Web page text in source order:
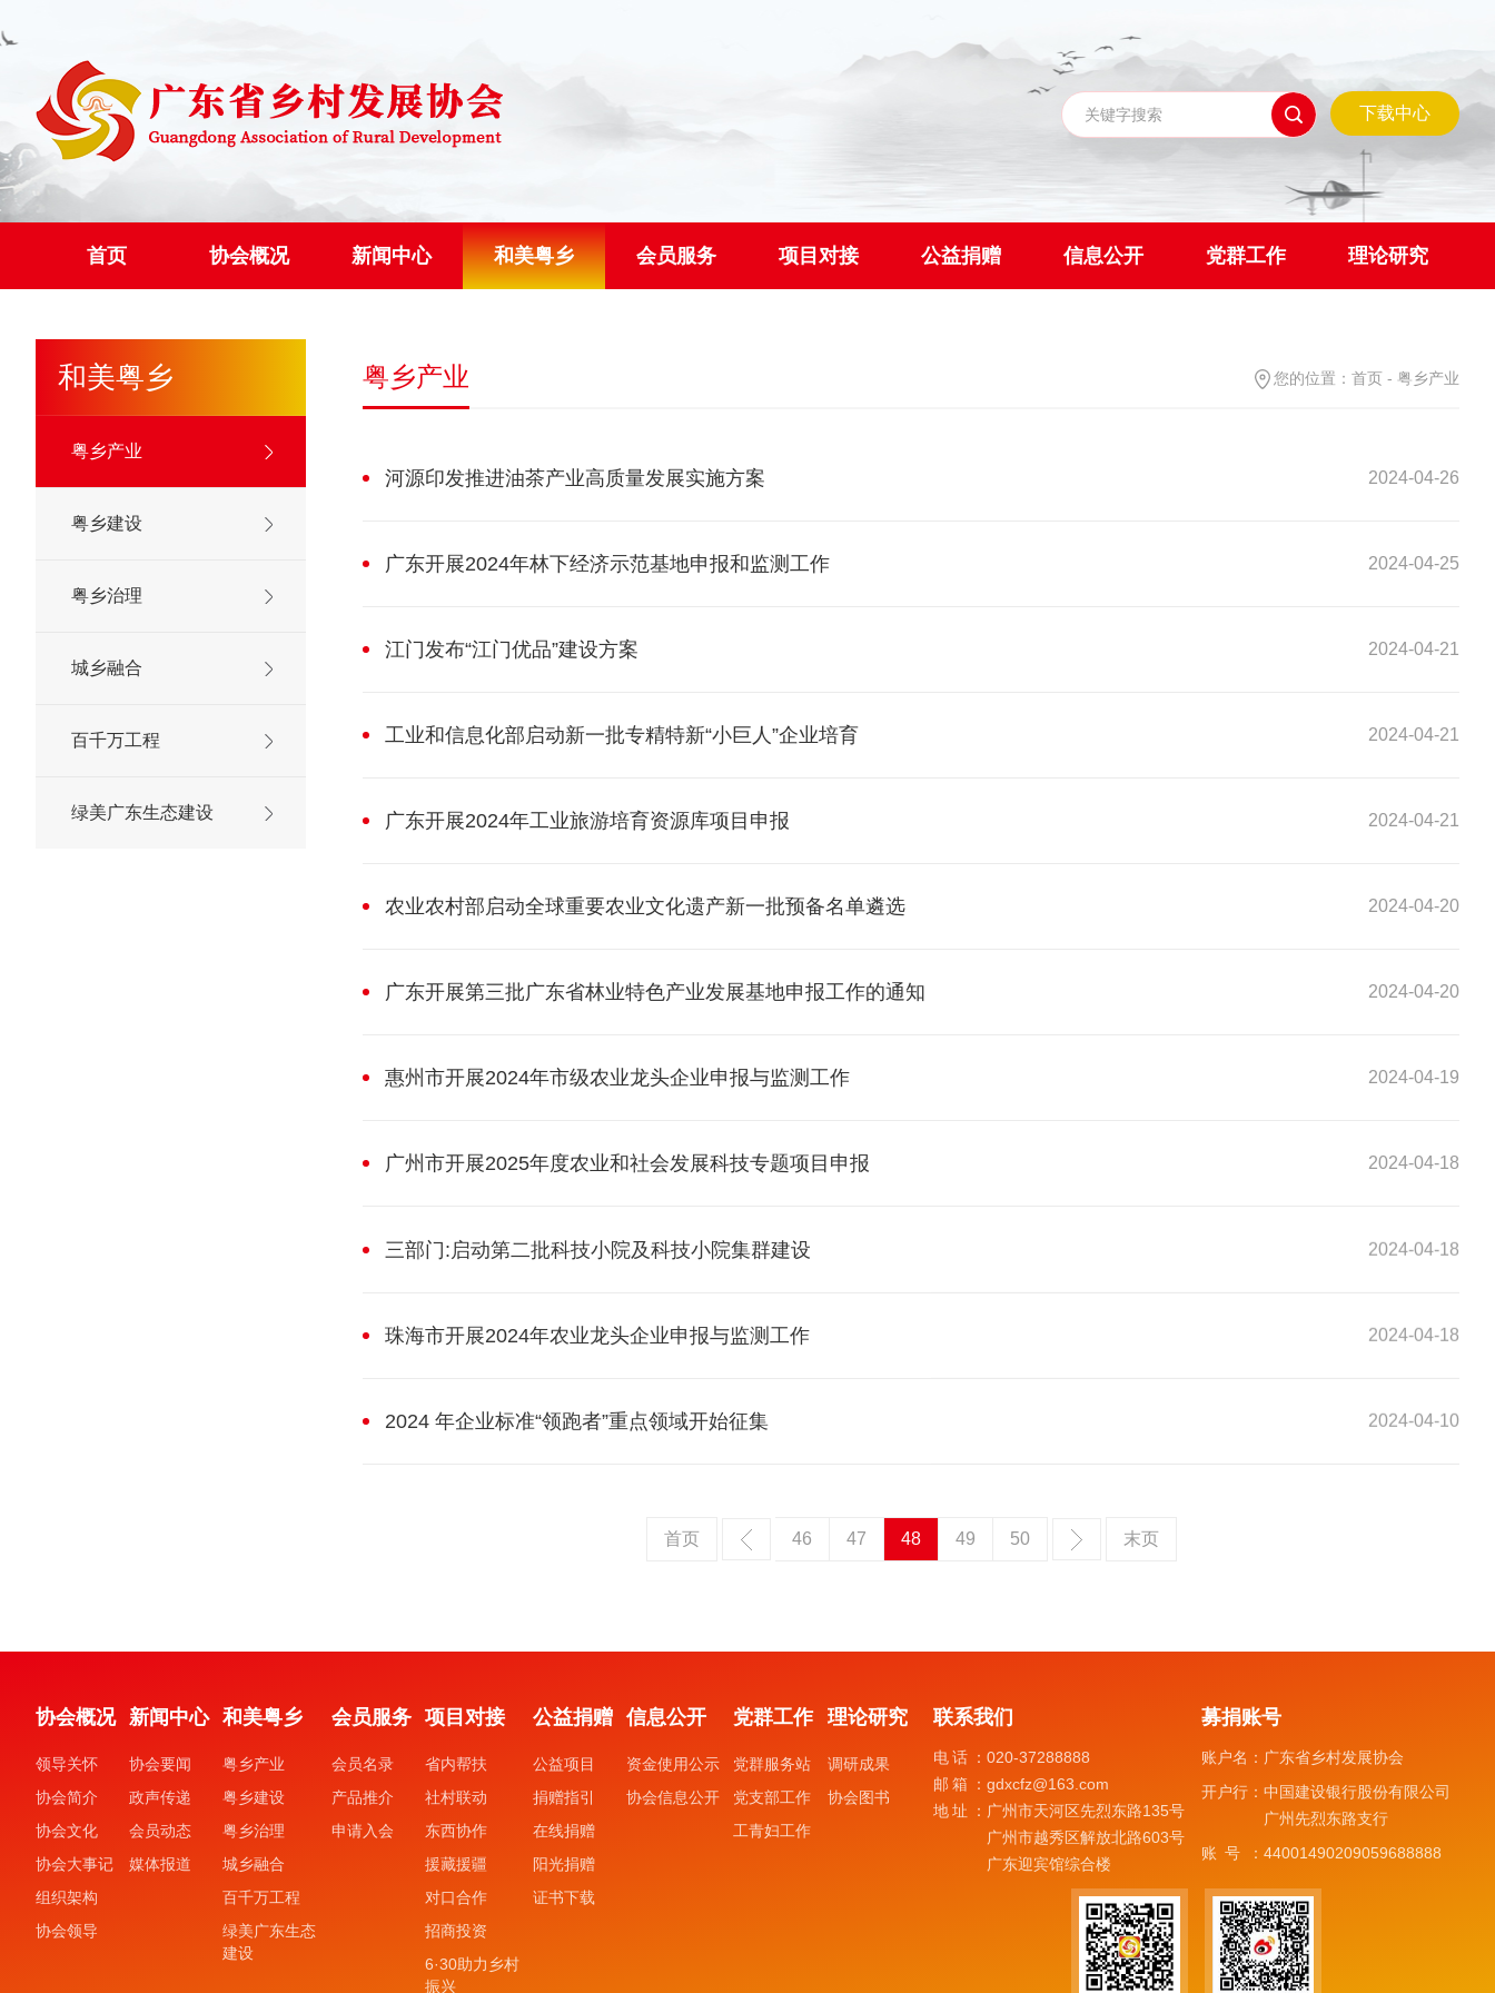
下载中心
首页 协会概况 新闻中心 和美粤乡 会员服务 项目对接 公益捐赠 信息公开 党群工作 理论研究
和美粤乡
粤乡产业
粤乡建设
粤乡治理
城乡融合
百千万工程
绿美广东生态建设
粤乡产业 您的位置： 首页 - 粤乡产业
2024-04-26
河源印发推进油茶产业高质量发展实施方案
2024-04-25
广东开展2024年林下经济示范基地申报和监测工作
2024-04-21
江门发布“江门优品”建设方案
2024-04-21
工业和信息化部启动新一批专精特新“小巨人”企业培育
2024-04-21
广东开展2024年工业旅游培育资源库项目申报
2024-04-20
农业农村部启动全球重要农业文化遗产新一批预备名单遴选
2024-04-20
广东开展第三批广东省林业特色产业发展基地申报工作的通知
2024-04-19
惠州市开展2024年市级农业龙头企业申报与监测工作
2024-04-18
广州市开展2025年度农业和社会发展科技专题项目申报
2024-04-18
三部门:启动第二批科技小院及科技小院集群建设
2024-04-18
珠海市开展2024年农业龙头企业申报与监测工作
2024-04-10
2024 年企业标准“领跑者”重点领域开始征集
首页 46 47 48 49 50 末页
协会概况
领导关怀
协会简介
协会文化
协会大事记
组织架构
协会领导
新闻中心
协会要闻
政声传递
会员动态
媒体报道
和美粤乡
粤乡产业
粤乡建设
粤乡治理
城乡融合
百千万工程
绿美广东生态
建设
会员服务
会员名录
产品推介
申请入会
项目对接
省内帮扶
社村联动
东西协作
援藏援疆
对口合作
招商投资
6·30助力乡村
振兴
公益捐赠
公益项目
捐赠指引
在线捐赠
阳光捐赠
证书下载
信息公开
资金使用公示
协会信息公开
党群工作
党群服务站
党支部工作
工青妇工作
理论研究
调研成果
协会图书
联系我们
电话：020-37288888
邮箱：gdxcfz@163.com
地址： 广州市天河区先烈东路135号
广州市越秀区解放北路603号
广东迎宾馆综合楼
募捐账号
账户名： 广东省乡村发展协会
开户行：中国建设银行股份有限公司
广州先烈东路支行
账号：44001490209059688888